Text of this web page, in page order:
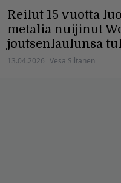
Reilut 15 vuotta
metalia nuijinut
joutsenlaulunsa
13.04.2026 Vesa Siltanen